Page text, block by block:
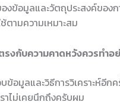
งข้อมูลและวัตถุประสงค์ของ
ตามความเหมาะสม
งกับความคาดหวังควรทำอย่
ข้อมูลและวิธีการวิเคราะห์อีก
าไม่เคยนึกถึงครับผม